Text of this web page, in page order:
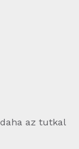
az tutkal